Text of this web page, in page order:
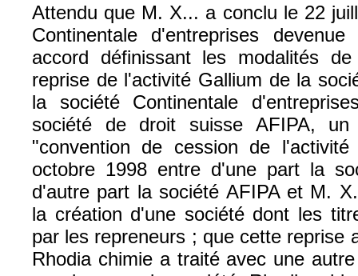
Attendu que M. X... a conclu le 22
Continentale d'entreprises
accord définissant les modalités
reprise de l'activité Gallium de la
la société Continentale
société de droit suisse AFIPA, un
"convention de cession de
octobre 1998 entre d'une part la
d'autre part la société AFIPA et M.
la création d'une société dont les
par les repreneurs ; que cette reprise
Rhodia chimie a traité avec une